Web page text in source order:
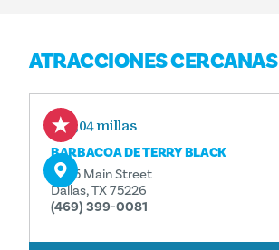
ATRACCIONES CERCANAS
0,04 millas
BARBACOA DE TERRY BLACK
3025 Main Street
Dallas, TX 75226
(469) 399-0081